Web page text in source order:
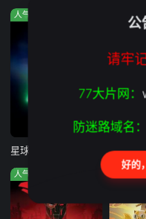
人气:720 人气:559
X战
人气:114
公
请牢
77大片网：
防迷路域名：
好的